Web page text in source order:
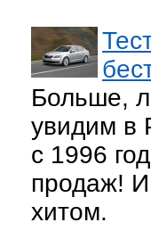
Больше,
увидим в
с 1996
продаж! И
хитом.